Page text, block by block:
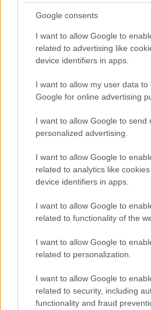
Google consents
I want to allow Google to
related to advertising like
device identifiers in apps.
I want to allow my user data to
Google for online advertising
I want to allow Google to send
personalized advertising.
I want to allow Google to
related to analytics like
device identifiers in apps.
I want to allow Google to
related to functionality of the
I want to allow Google to
related to personalization.
I want to allow Google to
related to security, including
functionality and fraud
stabile, SSD compatibili
sicuro
Rete più stabile, SSD compatibili e
guida pratica con checklist di test e
la tua console next‑gen…
I Game
I GAME